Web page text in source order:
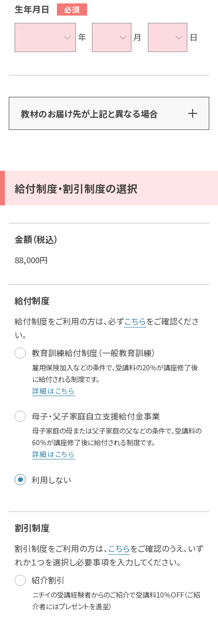
生年月日
年 月 日
教材のお届け先が上記と異なる場合
給付制度・割引制度の選択
金額（税込）
88,000円
給付制度
給付制度をご利用の方は、必ずこちらをご確認くださ
い。
教育訓練給付制度（一般教育訓練）
雇用保険加入などの条件で、受講料の20％が講座修了後
に給付される制度です。
詳細はこちら
母子・父子家庭自立支援給付金事業
母子家庭の母または父子家庭の父などの条件で、受講料の
60％が講座修了後に給付される制度です。
詳細はこちら
利用しない
割引制度
割引制度をご利用の方は、 こちらをご確認のうえ、いず
れか１つを選択し必要事項を入力してください。
紹介割引
ニチイの受講経験者からのご紹介で受講料10％OFF（ご紹
介者にはプレゼントを進呈）